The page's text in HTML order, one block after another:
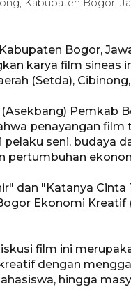
Kabupaten Bogor,
Bogor,
karya film sineas
(Setda),
Pemkab
penayangan
seni, budaya
pertumbuhan
dan "Katanya
Ekonomi Kreatif
film ini
dengan
hingga